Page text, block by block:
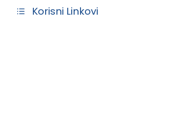
Korisni Linkovi